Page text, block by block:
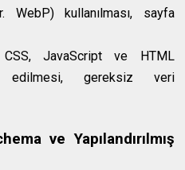
WebP) kullanılması, sayfa
JavaScript ve HTML
edilmesi, gereksiz veri
ve Yapılandırılmış